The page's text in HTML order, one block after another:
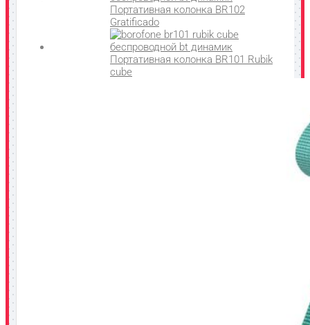
Портативная колонка BR102
Gratificado
Портативная колонка BR101 Rubik
cube